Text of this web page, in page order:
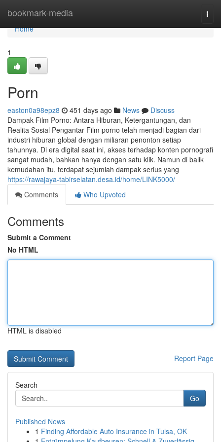
bookmark-media
Home
Home
1
Porn
easton0a98epz8 451 days ago News
Discuss
Dampak Film Porno: Antara Hiburan, Ketergantungan, dan
Realita Sosial Pengantar Film porno telah menjadi bagian dari
industri hiburan global dengan miliaran penonton setiap
tahunnya. Di era digital saat ini, akses terhadap konten pornografi
sangat mudah, bahkan hanya dengan satu klik. Namun di balik
kemudahan itu, terdapat sejumlah dampak serius yang
https://rawajaya-tabirselatan.desa.id/home/LINK5000/
Comments
Who Upvoted
Comments
Submit a Comment
No HTML
HTML is disabled
Report Page
Search
Go
Published News
1 Finding Affordable Auto Insurance in Tulsa, OK